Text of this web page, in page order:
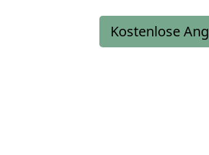
Kostenlose